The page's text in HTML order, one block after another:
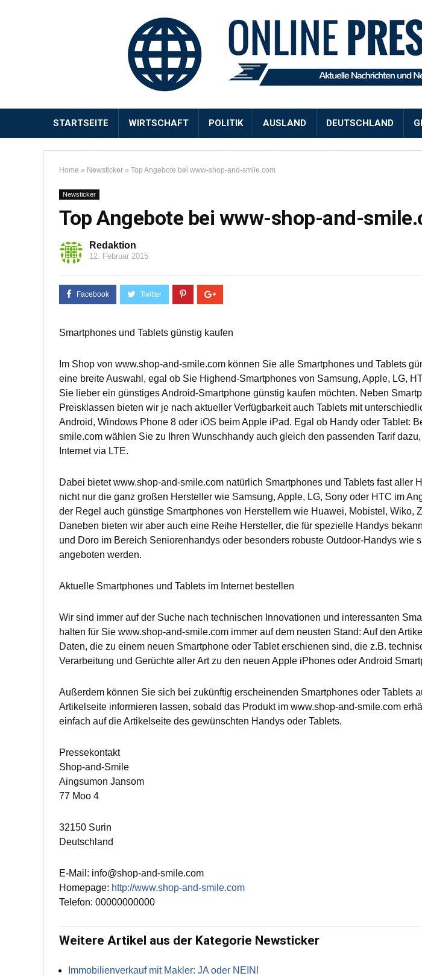
STARTSEITE WIRTSCHAFT POLITIK AUSLAND DEUTSCHLAND
Home » Newsticker » Top Angebote bei www-shop-and-smile.com
Newsticker
Top Angebote bei www-shop-and-
Redaktion
12. Februar 2015
Smartphones und Tablets günstig kaufen
Im Shop von www.shop-and-smile.com können Sie alle Smartphones und Tablets
eine breite Auswahl, egal ob Sie Highend-Smartphones von Samsung, Apple, LG,
Sie lieber ein günstiges Android-Smartphone günstig kaufen möchten. Neben
Preisklassen bieten wir je nach aktueller Verfügbarkeit auch Tablets mit
Android, Windows Phone 8 oder iOS beim Apple iPad. Egal ob Handy oder Tablet:
smile.com wählen Sie zu Ihren Wunschhandy auch gleich den passenden Tarif
Internet via LTE.
Dabei bietet www.shop-and-smile.com natürlich Smartphones und Tablets fast aller
nicht nur die ganz großen Hersteller wie Samsung, Apple, LG, Sony oder HTC im
der Regel auch günstige Smartphones von Herstellern wie Huawei, Mobistel, Wiko,
Daneben bieten wir aber auch eine Reihe Hersteller, die für spezielle Handys
und Doro im Bereich Seniorenhandys oder besonders robuste Outdoor-Handys wie
angeboten werden.
Aktuelle Smartphones und Tablets im Internet bestellen
Wir sind immer auf der Suche nach technischen Innovationen und interessanten
halten für Sie www.shop-and-smile.com immer auf dem neusten Stand: Auf den
Daten, die zu einem neuen Smartphone oder Tablet erschienen sind, die z.B.
Verarbeitung und Gerüchte aller Art zu den neuen Apple iPhones oder Android
Außerdem können Sie sich bei zukünftig erscheinenden Smartphones oder Tablets
Artikelseite informieren lassen, sobald das Produkt im www.shop-and-smile.com
einfach auf die Artikelseite des gewünschten Handys oder Tablets.
Pressekontakt
Shop-and-Smile
Aingsumon Jansom
77 Moo 4
32150 Surin
Deutschland
E-Mail: info@shop-and-smile.com
Homepage: http://www.shop-and-smile.com
Telefon: 00000000000
Weitere Artikel aus der Kategorie Newsticker
Immobilienverkauf mit Makler: JA oder NEIN!